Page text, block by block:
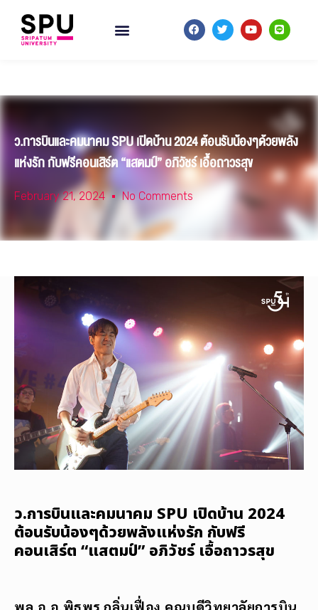
ว.การบินและคมนาคม SPU เปิดบ้าน 2024 ต้อนรับน้องๆด้วยพลัง
แห่งรัก กับฟรีคอนเสิร์ต “แสตมป์” อภิวัชร์ เอื้อถาวรสุข
February 21, 2024 No Comments
ว.การบินและคมนาคม SPU เปิดบ้าน 2024
ต้อนรับน้องๆด้วยพลังแห่งรัก กับฟรี
คอนเสิร์ต “แสตมป์” อภิวัชร์ เอื้อถาวรสุข
พล.อ.อ.พิธพร กลิ่นเฟื่อง คณบดีวิทยาลัยการบิน